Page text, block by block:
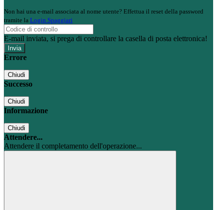
Non hai una e-mail associata al nome utente? Effettua il reset della password
tramite la Login Spaggiari
E-mail inviata, si prega di controllare la casella di posta elettronica!
Errore
Chiudi
Successo
Chiudi
Informazione
Chiudi
Attendere...
Attendere il completamento dell'operazione...